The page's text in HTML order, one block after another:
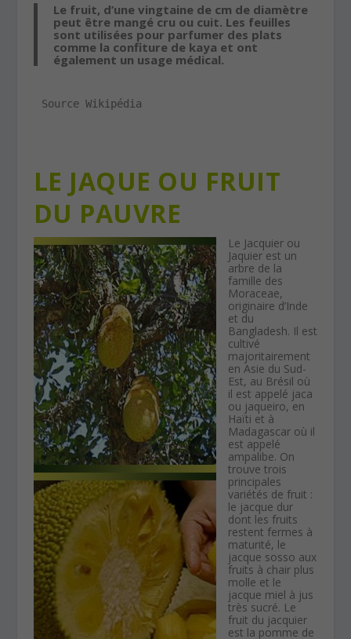
Le fruit, d’une vingtaine de cm de diamètre
peut être mangé cru ou cuit. Les feuilles
sont utilisées pour parfumer des plats
comme la confiture de kaya et ont
également un usage médical.
Source Wikipédia
LE JAQUE OU FRUIT
DU PAUVRE
Le Jacquier ou
Jaquier est un
arbre de la
famille des
Moraceae,
originaire d’Inde
et du
Bangladesh. Il est
cultivé
majoritairement
en Asie du Sud-
Est, au Brésil où
il est appelé jaca
ou jaqueiro, en
Haïti et à
Madagascar où il
est appelé
ampalibe. On
trouve trois
principales
variétés de fruit :
le jacque dur
dont les fruits
restent fermes à
maturité, le
jacque sosso aux
fruits à chair plus
molle et le
jacque miel à jus
très sucré. Le
fruit du jacquier
est la pomme de